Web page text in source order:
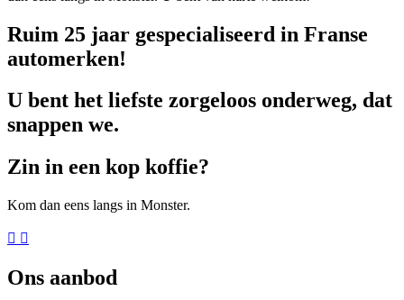
Ruim 25 jaar gespecialiseerd in Franse
automerken!
U bent het liefste zorgeloos onderweg, dat
snappen we.
Zin in een kop koffie?
Kom dan eens langs in Monster.
Ons aanbod